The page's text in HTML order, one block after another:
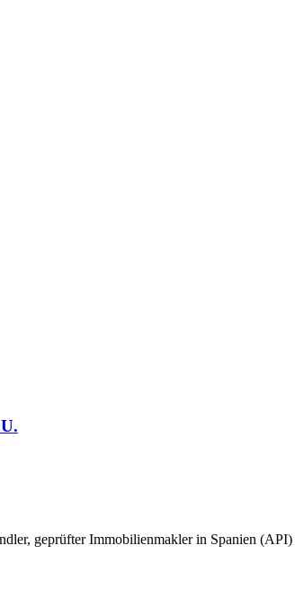
geprüfter Immobilienmakler in Spanien